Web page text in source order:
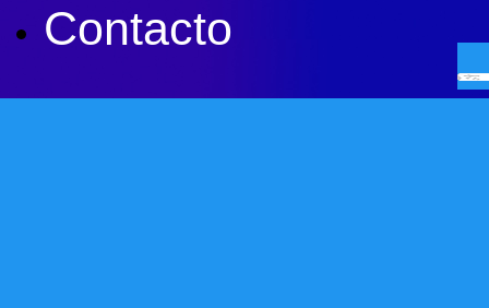
Contacto